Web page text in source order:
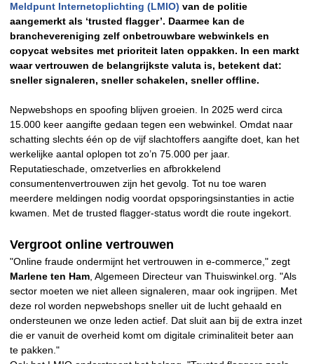
Meldpunt Internetoplichting (LMIO) van de politie
aangemerkt als ‘trusted flagger’. Daarmee kan de
branchevereniging zelf onbetrouwbare webwinkels en
copycat websites met prioriteit laten oppakken. In een markt
waar vertrouwen de belangrijkste valuta is, betekent dat:
sneller signaleren, sneller schakelen, sneller offline.
Nepwebshops en spoofing blijven groeien. In 2025 werd circa
15.000 keer aangifte gedaan tegen een webwinkel. Omdat naar
schatting slechts één op de vijf slachtoffers aangifte doet, kan het
werkelijke aantal oplopen tot zo’n 75.000 per jaar.
Reputatieschade, omzetverlies en afbrokkelend
consumentenvertrouwen zijn het gevolg. Tot nu toe waren
meerdere meldingen nodig voordat opsporingsinstanties in actie
kwamen. Met de trusted flagger-status wordt die route ingekort.
Vergroot online vertrouwen
"Online fraude ondermijnt het vertrouwen in e-commerce," zegt
Marlene ten Ham , Algemeen Directeur van Thuiswinkel.org. "Als
sector moeten we niet alleen signaleren, maar ook ingrijpen. Met
deze rol worden nepwebshops sneller uit de lucht gehaald en
ondersteunen we onze leden actief. Dat sluit aan bij de extra inzet
die er vanuit de overheid komt om digitale criminaliteit beter aan
te pakken."